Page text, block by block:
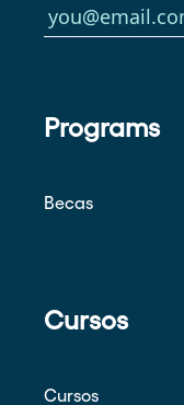
Programs
Becas
Cursos
Cursos